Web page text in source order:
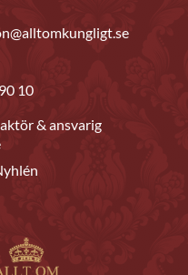
10
& ansvarig